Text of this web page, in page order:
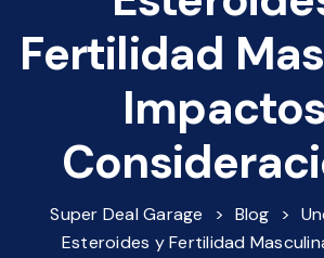
Fertilidad
Super Deal Garage > Blog >
Esteroides y Fertilidad